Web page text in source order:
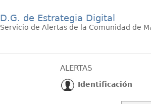
D.G. de Estrategia Digital
Servicio de Alertas de la Comunidad de
ALERTAS
Identificación